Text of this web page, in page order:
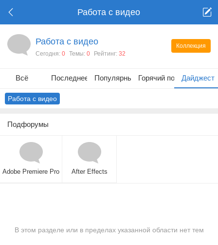
Работа с видео
Коллекция
Работа с видео
Сегодня: 0 Темы: 0 Рейтинг: 32
Всё Последнее Популярные Горячий постДайджест
Работа с видео
Подфорумы
Adobe Premiere Pro After Effects
В этом разделе или в пределах указанной области нет тем